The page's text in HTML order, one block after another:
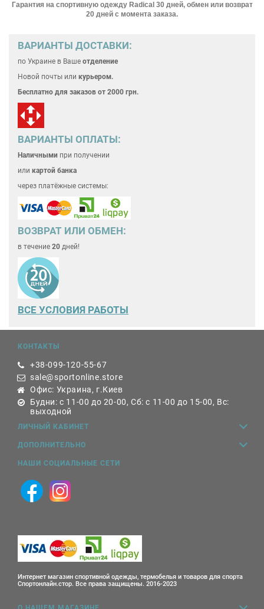
Гарантия на спортивную одежду Radical 30 дней, обмен или возврат
20 дней с момента заказа.
ВАРИАНТЫ ДОСТАВКИ:
по Украине в Ваше отделение
Новой почты или курьером.
Бесплатно для заказов от 2000 грн.
ВАРИАНТЫ ОПЛАТЫ:
Наличными при получении
или картой банка
через платёжные системы:
ВОЗВРАТ ИЛИ ОБМЕН:
в течение 20 дней!
ВСЕ УСЛОВИЯ РАБОТЫ
КОНТАКТЫ
+38-099-120-55-67
sale@sportonline.store
Офис: Украина, г.Киев
Будни: с 11-00 до 20-00, Сб: с 11-00 до 15-00, Вс:
выходной
ЛИЧНЫЙ КАБИНЕТ
ДОПОЛНИТЕЛЬНО
НАШИ СОЦИАЛЬНЫЕ СЕТИ
Интернет магазин спортивной одежды, термобелья и товаров для спорта
Спортонлайн.стор. Все права защищены. 2016-2023